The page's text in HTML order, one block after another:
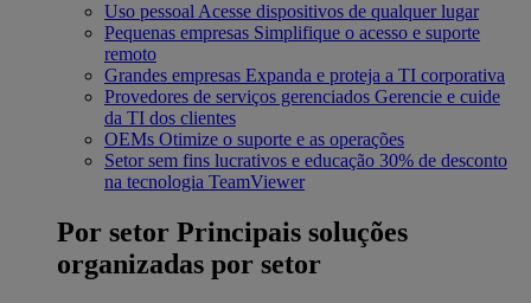
Uso pessoalAcesse dispositivos de qualquer lugar
Pequenas empresas Simplifique o acesso e suporte
remoto
Grandes empresas Expanda e proteja a TI corporativa
Provedores de serviços gerenciados Gerencie e cuide
da TI dos clientes
OEMs Otimize o suporte e as operações
Setor sem fins lucrativos e educação 30% de desconto
na tecnologia TeamViewer
Por setor Principais soluções
organizadas por setor